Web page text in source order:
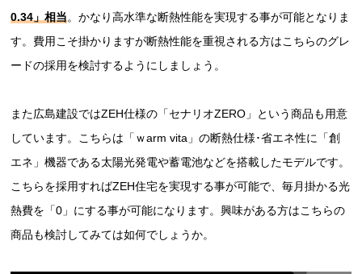
0.34」相当。かなり高水準な断熱性能を実現する事が可能となりま
す。費用こそ掛かりますが断熱性能を重視される方はこちらのグレ
ードの採用を検討するようにしましょう。
また広島建設ではZEH仕様の「セナリオZERO」という商品も用意
しています。こちらは「ｗarm vita」の断熱仕様･省エネ性に「創
エネ」機器である太陽光発電や蓄電池などを搭載したモデルです。
こちらを採用すればZEH住宅を実現する事が可能で、毎月掛かる光
熱費を「0」にする事が可能になります。興味がある方はこちらの
商品も検討してみては如何でしょうか。